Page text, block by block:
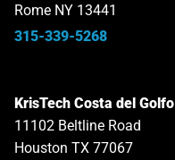
Rome NY 13441
315-339-5268
KrisTech Costa del Golfo
11102 Beltline Road
Houston TX 77067